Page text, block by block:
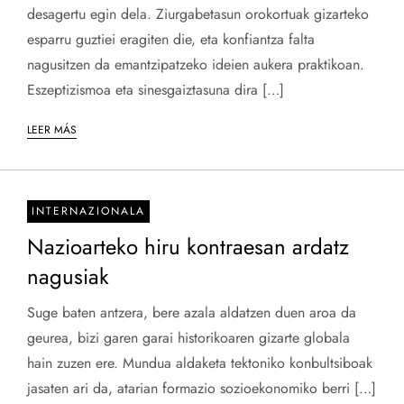
desagertu egin dela. Ziurgabetasun orokortuak gizarteko
esparru guztiei eragiten die, eta konfiantza falta
nagusitzen da emantzipatzeko ideien aukera praktikoan.
Eszeptizismoa eta sinesgaiztasuna dira […]
LEER MÁS
INTERNAZIONALA
Nazioarteko hiru kontraesan ardatz
nagusiak
Suge baten antzera, bere azala aldatzen duen aroa da
geurea, bizi garen garai historikoaren gizarte globala
hain zuzen ere. Mundua aldaketa tektoniko konbultsiboak
jasaten ari da, atarian formazio sozioekonomiko berri […]